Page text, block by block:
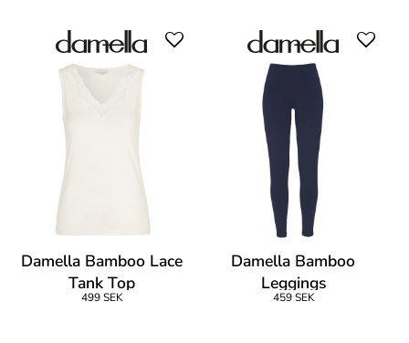
Damella Bamboo Lace
Tank Top
499 SEK
Damella Bamboo
Leggings
459 SEK